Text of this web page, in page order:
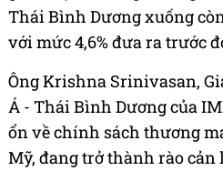
Thái Bình Dương xuống
với mức 4,6% đưa ra trước
Ông Krishna Srinivasan,
Á - Thái Bình Dương của
ổn về chính sách thương
Mỹ, đang trở thành rào cản